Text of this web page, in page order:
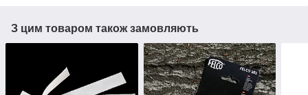
З цим товаром також замовляють